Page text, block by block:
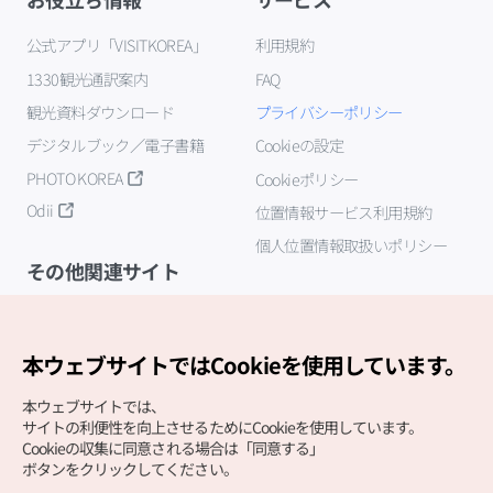
公式アプリ「VISITKOREA」
1330観光通訳案内
観光資料ダウンロード
デジタルブック／電子書籍
PHOTO KOREA
Odii
利用規約
FAQ
プライバシーポリシー
Cookieの設定
Cookieポリシー
位置情報サービス利用規約
個人位置情報取扱いポリシー
その他関連サイト
本ウェブサイトではCookieを使用しています。
本ウェブサイトでは、
サイトの利便性を向上させるためにCookieを使用しています。
Cookieの収集に同意される場合は「同意する」
ボタンをクリックしてください。